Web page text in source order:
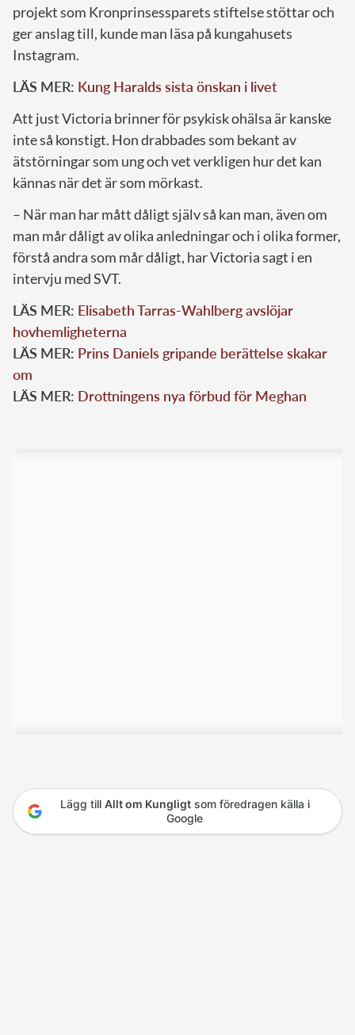
projekt som Kronprinsessparets stiftelse stöttar och
ger anslag till, kunde man läsa på kungahusets
Instagram.
LÄS MER: Kung Haralds sista önskan i livet
Att just Victoria brinner för psykisk ohälsa är kanske
inte så konstigt. Hon drabbades som bekant av
ätstörningar som ung och vet verkligen hur det kan
kännas när det är som mörkast.
– När man har mått dåligt själv så kan man, även om
man mår dåligt av olika anledningar och i olika former,
förstå andra som mår dåligt, har Victoria sagt i en
intervju med SVT.
LÄS MER: Elisabeth Tarras-Wahlberg avslöjar
hovhemligheterna
LÄS MER: Prins Daniels gripande berättelse skakar
om
LÄS MER: Drottningens nya förbud för Meghan
Lägg till Allt om Kungligtsom föredragen källa i
Google